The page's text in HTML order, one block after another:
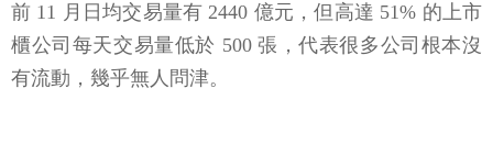
前 11 月日均交易量有 2440 億元，但高達 51% 的上市
櫃公司每天交易量低於 500 張，代表很多公司根本沒
有流動，幾乎無人問津。